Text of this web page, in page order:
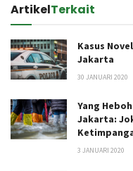
ArtikelTerkait
Kasus
Jakarta
30 JANUARI 2020
Yang
Jakarta:
3 JANUARI 2020